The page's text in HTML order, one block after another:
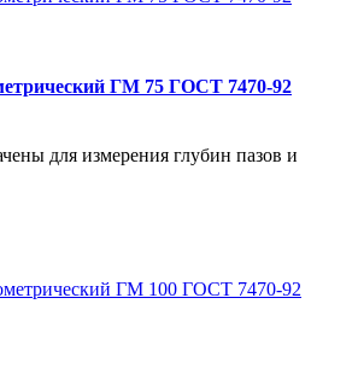
ГМ 75 ГОСТ 7470-92
для измерения глубин пазов и